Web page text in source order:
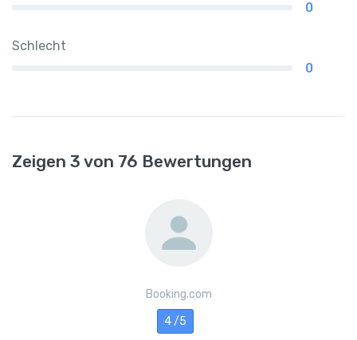
0
Schlecht
0
Zeigen 3 von 76 Bewertungen
Booking.com
4 /5